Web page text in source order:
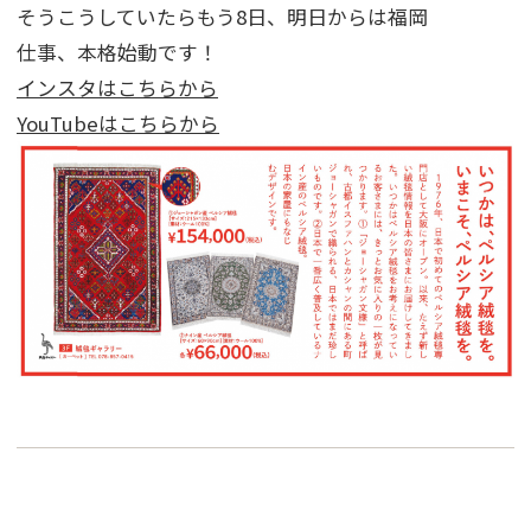
そうこうしていたらもう8日、明日からは福岡
仕事、本格始動です！
インスタはこちらから
YouTubeはこちらから